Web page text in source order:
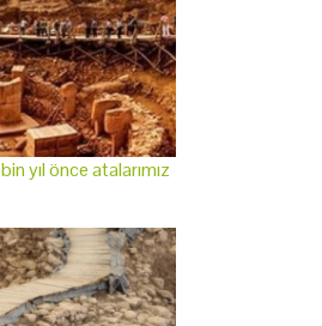
yıl önce atalarımız